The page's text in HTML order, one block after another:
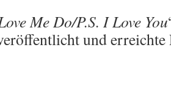
Me Do/P.S. I Love You
und